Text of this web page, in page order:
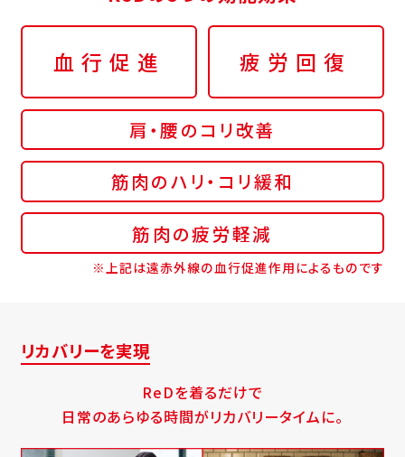
血行促進 疲労回復
肩・腰のコリ改善
筋肉のハリ・コリ緩和
筋肉の疲労軽減
※上記は遠赤外線の血行促進作用によるものです
リカバリーを実現
ReDを着るだけで
日常のあらゆる時間がリカバリータイムに。